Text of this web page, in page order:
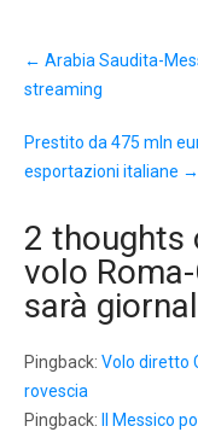
navigation
← Arabia Saudita-
streaming
Prestito da 475 mln
esportazioni italiane →
2 thoughts
volo
sarà
Pingback: Volo diretto
rovescia
Pingback:
Il Messico